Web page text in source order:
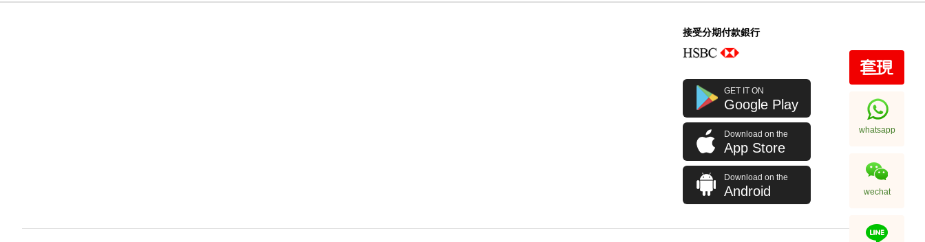
Blancpain 寶珀 Fifty Fathoms
五十噚系列 5200-0153-B52a
陶瓷
108,000.00
接受分期付款銀行
GET IT ON
Google Play
Download on the
App Store
Download on the
Android
whatsapp
wechat